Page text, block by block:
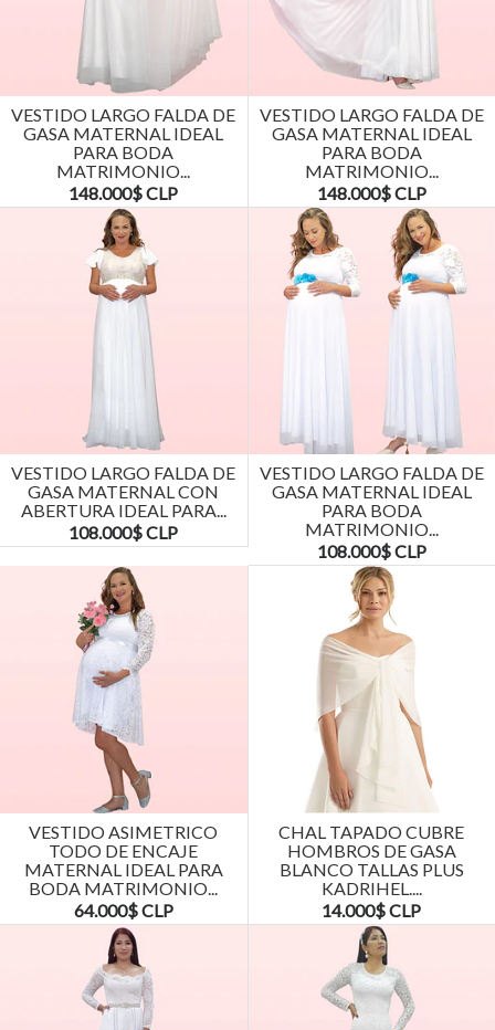
VESTIDO LARGO FALDA DE
GASA MATERNAL IDEAL
PARA BODA
MATRIMONIO...
148.000$ CLP
VESTIDO LARGO FALDA DE
GASA MATERNAL IDEAL
PARA BODA
MATRIMONIO...
148.000$ CLP
VESTIDO LARGO FALDA DE
GASA MATERNAL CON
ABERTURA IDEAL PARA...
108.000$ CLP
VESTIDO LARGO FALDA DE
GASA MATERNAL IDEAL
PARA BODA
MATRIMONIO...
108.000$ CLP
VESTIDO ASIMETRICO
TODO DE ENCAJE
MATERNAL IDEAL PARA
BODA MATRIMONIO...
64.000$ CLP
CHAL TAPADO CUBRE
HOMBROS DE GASA
BLANCO TALLAS PLUS
KADRIHEL....
14.000$ CLP